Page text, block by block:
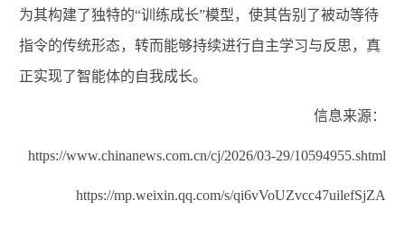
为其构建了独特的“训练成长”模型，使其告别了被动等待
指令的传统形态，转而能够持续进行自主学习与反思，真
正实现了智能体的自我成长。
信息来源：
https://www.chinanews.com.cn/cj/2026/03-29/10594955.shtml
https://mp.weixin.qq.com/s/qi6vVoUZvcc47uilefSjZA